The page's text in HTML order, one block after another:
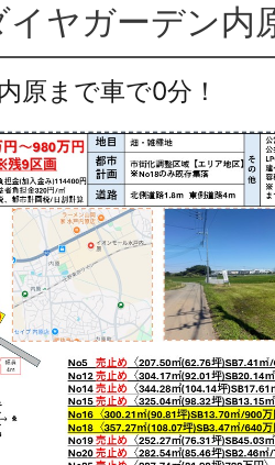
ヤガーデン内
原まで車で0分！